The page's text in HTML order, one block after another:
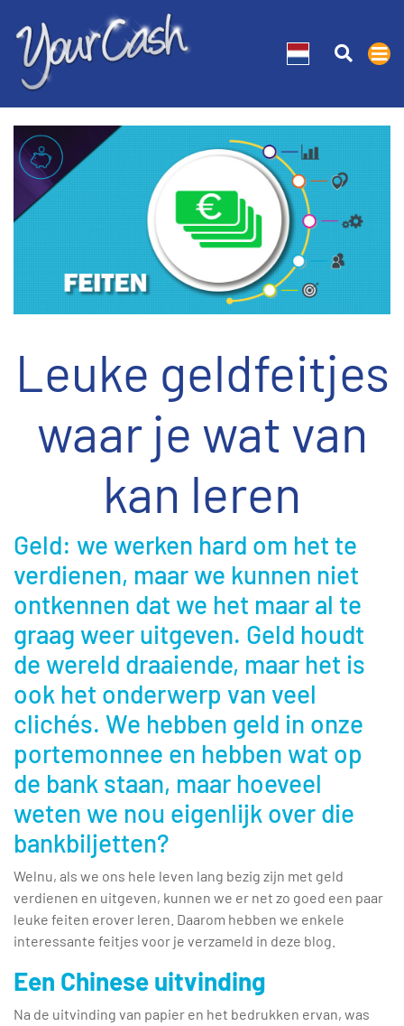
Leuke geldfeitjes
waar je wat van
kan leren
Geld: we werken hard om het te
verdienen, maar we kunnen niet
ontkennen dat we het maar al te
graag weer uitgeven. Geld houdt
de wereld draaiende, maar het is
ook het onderwerp van veel
clichés. We hebben geld in onze
portemonnee en hebben wat op
de bank staan, maar hoeveel
weten we nou eigenlijk over die
bankbiljetten?
Welnu, als we ons hele leven lang bezig zijn met geld
verdienen en uitgeven, kunnen we er net zo goed een paar
leuke feiten erover leren. Daarom hebben we enkele
interessante feitjes voor je verzameld in deze blog.
Een Chinese uitvinding
Na de uitvinding van papier en het bedrukken ervan, was